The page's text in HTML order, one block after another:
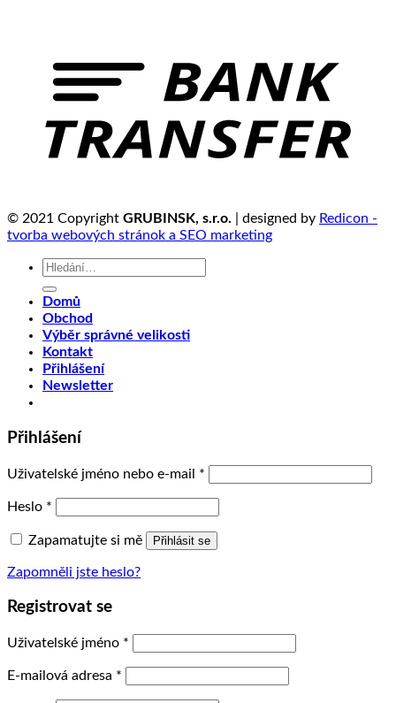
© 2021 Copyright GRUBINSK, s.r.o. | designed by Redicon -
tvorba webových stránok a SEO marketing
Hledat:
Domů
Obchod
Výběr správné velikosti
Kontakt
Přihlášení
Newsletter
Přihlášení
Uživatelské jméno nebo e-mail *
Heslo *
Zapamatujte si mě Přihlásit se
Zapomněli jste heslo?
Registrovat se
Uživatelské jméno *
E-mailová adresa *